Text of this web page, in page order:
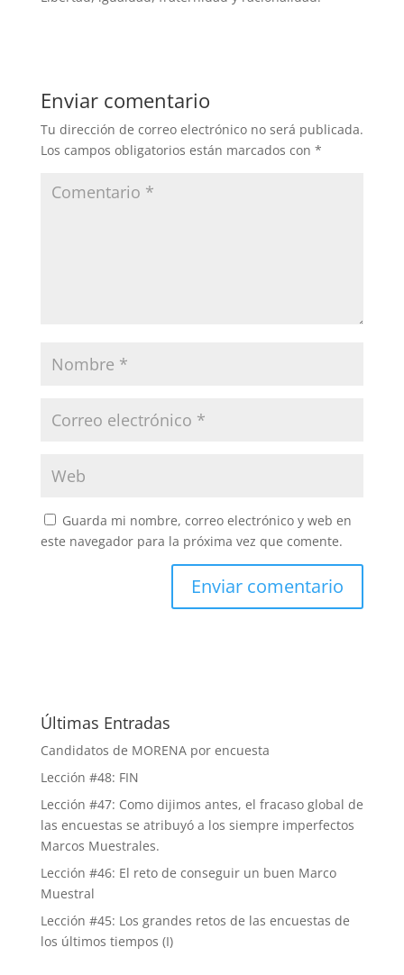
Enviar comentario
Tu dirección de correo electrónico no será publicada.
Los campos obligatorios están marcados con *
Guarda mi nombre, correo electrónico y web en
este navegador para la próxima vez que comente.
Últimas Entradas
Candidatos de MORENA por encuesta
Lección #48: FIN
Lección #47: Como dijimos antes, el fracaso global de
las encuestas se atribuyó a los siempre imperfectos
Marcos Muestrales.
Lección #46: El reto de conseguir un buen Marco
Muestral
Lección #45: Los grandes retos de las encuestas de
los últimos tiempos (I)